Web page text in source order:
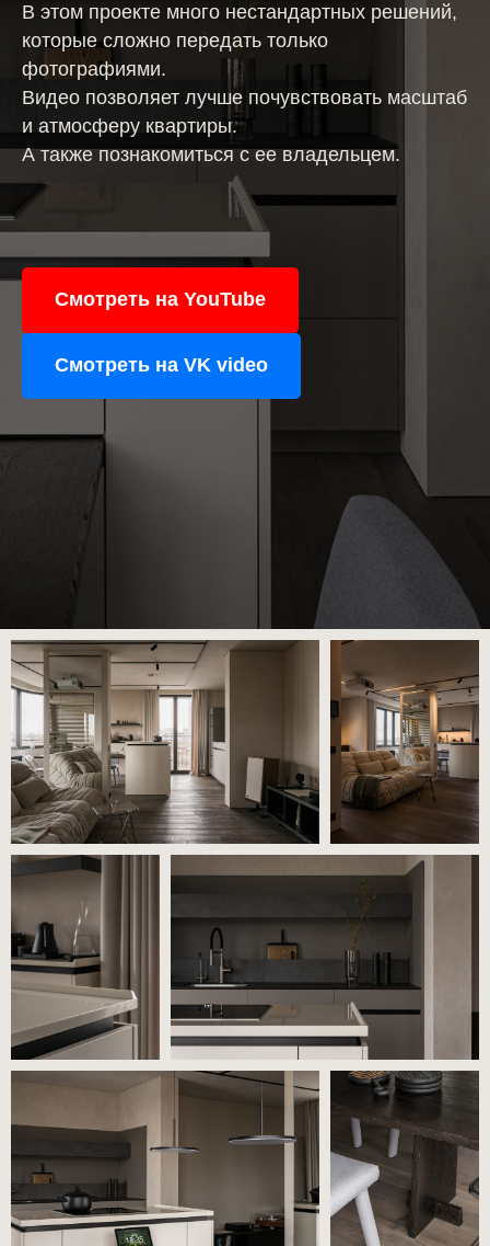
В этом проекте много нестандартных решений,
которые сложно передать только
фотографиями.
Видео позволяет лучше почувствовать масштаб
и атмосферу квартиры.
А также познакомиться с ее владельцем.
Смотреть на YouTube
Смотреть на VK video